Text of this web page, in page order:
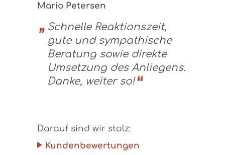
Mario Petersen
Schnelle Reaktionszeit,
gute und sympathische
Beratung sowie direkte
Umsetzung des Anliegens.
Danke, weiter so!
Darauf sind wir stolz:
Kundenbewertungen